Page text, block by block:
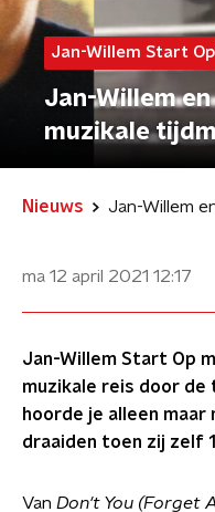
Jan-Willem Start
Jan-Willem
muzikale
Nieuws
ma 12 april 2021 12:17
Jan-Willem Start Op
muzikale reis door
hoorde je alleen
draaiden toen zij zelf
Van Don't You (Forget